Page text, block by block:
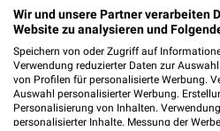
NKD
Neustädter Str. 66
92670
Heute geschlossen
315,17 km •
Wir und unsere Partner verarbeiten
Website zu analysieren und
Speichern von oder Zugriff auf
Verwendung reduzierter Daten zur
von Profilen für personalisierte Werbung.
Auswahl personalisierter Werbung.
Personalisierung von Inhalten.
personalisierter Inhalte. Messung der